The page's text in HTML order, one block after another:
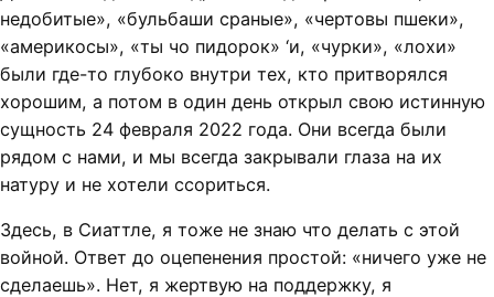
недобитые», «бульбаши сраные», «чертовы пшеки»,
«америкосы», «ты чо пидорок» ‘и, «чурки», «лохи»
были где-то глубоко внутри тех, кто притворялся
хорошим, а потом в один день открыл свою истинную
сущность 24 февраля 2022 года. Они всегда были
рядом с нами, и мы всегда закрывали глаза на их
натуру и не хотели ссориться.
Здесь, в Сиаттле, я тоже не знаю что делать с этой
войной. Ответ до оцепенения простой: «ничего уже не
сделаешь». Нет, я жертвую на поддержку, я